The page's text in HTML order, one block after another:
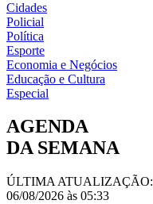
Cidades
Policial
Política
Esporte
Economia e Negócios
Educação e Cultura
Especial
AGENDA
DA SEMANA
ÚLTIMA ATUALIZAÇÃO:
06/08/2026 às 05:33